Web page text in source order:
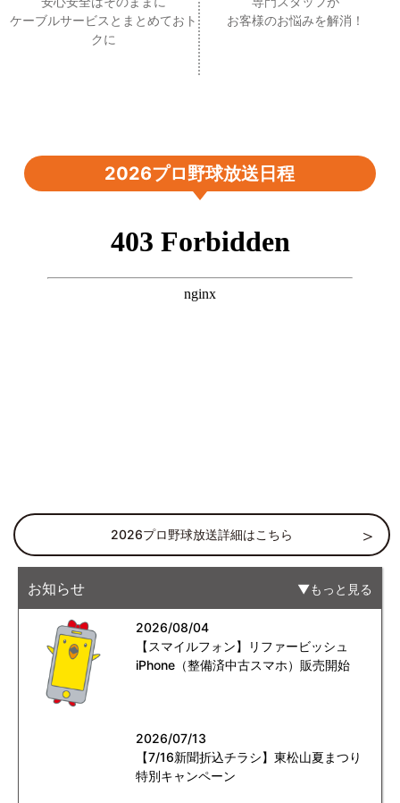
ケーブルサービスとまとめておト
クに
お客様のお悩みを解消！
2026プロ野球放送日程
2026プロ野球放送詳細はこちら
お知らせ もっと見る
2026/08/04
【スマイルフォン】リファービッシュ
iPhone（整備済中古スマホ）販売開始
2026/07/13
【7/16新聞折込チラシ】東松山夏まつり
特別キャンペーン